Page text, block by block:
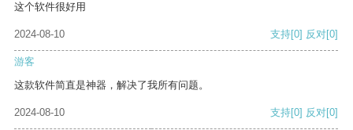
这个软件很好用
2024-08-10 支持[0] 反对[0]
游客
这款软件简直是神器，解决了我所有问题。
2024-08-10 支持[0] 反对[0]